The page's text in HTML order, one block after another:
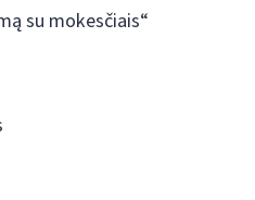
su mokesčiais“